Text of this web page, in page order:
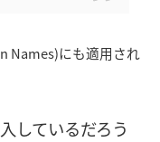
Names)にも適用され
しているだろう